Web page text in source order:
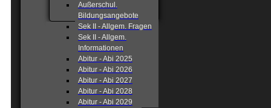
Außerschul.
Bildungsangebote
Sek II - Allgem. Fragen
Sek II - Allgem.
Informationen
Abitur - Abi 2025
Abitur - Abi 2026
Abitur - Abi 2027
Abitur - Abi 2028
Abitur - Abi 2029